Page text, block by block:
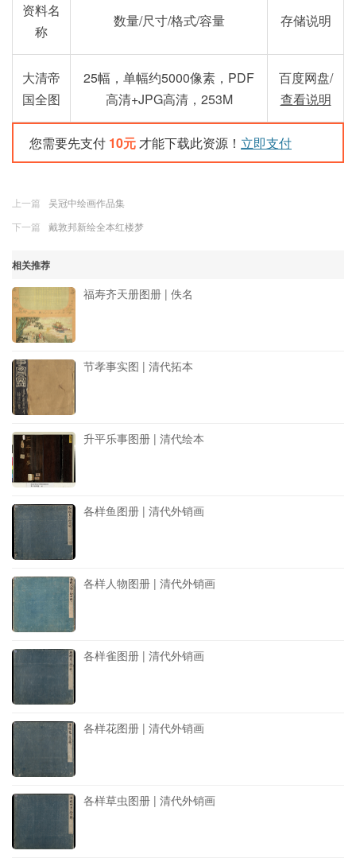
资料名
称
数量/尺寸/格式/容量 存储说明
大清帝
国全图
25幅，单幅约5000像素，PDF
高清+JPG高清，253M
百度网盘/
查看说明
您需要先支付 10元才能下载此资源！ 立即支付
上一篇
吴冠中绘画作品集
下一篇
戴敦邦新绘全本红楼梦
相关推荐
福寿齐天册图册 | 佚名
节孝事实图 | 清代拓本
升平乐事图册 | 清代绘本
各样鱼图册 | 清代外销画
各样人物图册 | 清代外销画
各样雀图册 | 清代外销画
各样花图册 | 清代外销画
各样草虫图册 | 清代外销画